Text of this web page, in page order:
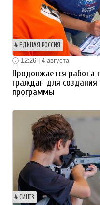
ЕДИНАЯ РОССИЯ
12:26 | 4 августа
Продолжается работа
граждан для
программы
СИНТЗ